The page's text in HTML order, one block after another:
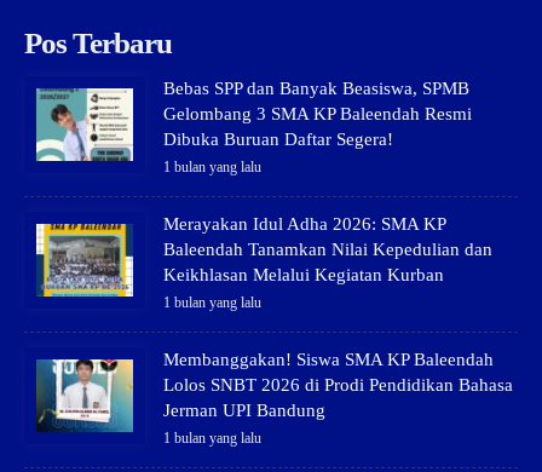
Pos Terbaru
Bebas SPP dan Banyak Beasiswa, SPMB
Gelombang 3 SMA KP Baleendah Resmi
Dibuka Buruan Daftar Segera!
1 bulan yang lalu
Merayakan Idul Adha 2026: SMA KP
Baleendah Tanamkan Nilai Kepedulian dan
Keikhlasan Melalui Kegiatan Kurban
1 bulan yang lalu
Membanggakan! Siswa SMA KP Baleendah
Lolos SNBT 2026 di Prodi Pendidikan Bahasa
Jerman UPI Bandung
1 bulan yang lalu